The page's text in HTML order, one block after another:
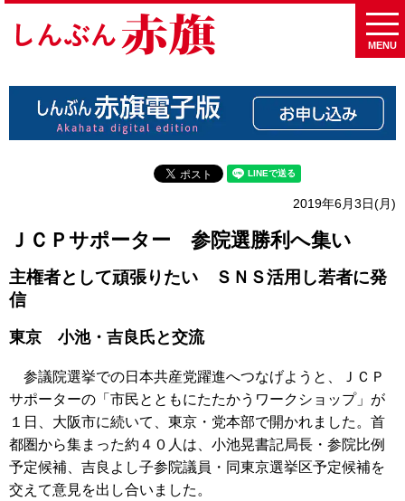
MENU
2019年6月3日(月)
ＪＣＰサポーター 参院選勝利へ集い
主権者として頑張りたい ＳＮＳ活用し若者に発
信
東京 小池・吉良氏と交流
参議院選挙での日本共産党躍進へつなげようと、ＪＣＰ
サポーターの「市民とともにたたかうワークショップ」が
１日、大阪市に続いて、東京・党本部で開かれました。首
都圏から集まった約４０人は、小池晃書記局長・参院比例
予定候補、吉良よし子参院議員・同東京選挙区予定候補を
交えて意見を出し合いました。